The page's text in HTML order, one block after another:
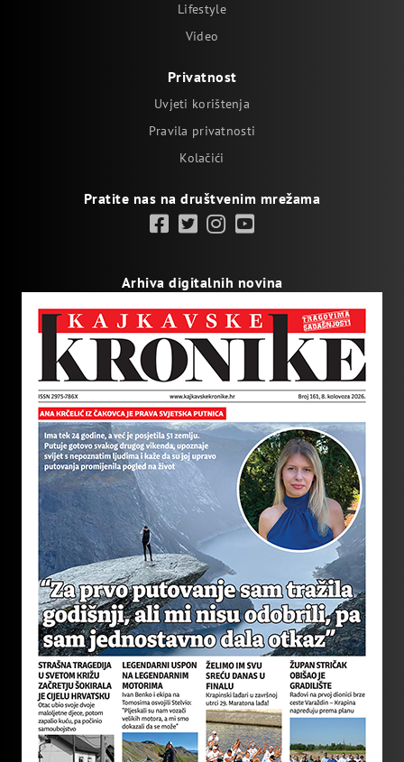
Lifestyle
Video
Privatnost
Uvjeti korištenja
Pravila privatnosti
Kolačići
Pratite nas na društvenim mrežama
Arhiva digitalnih novina